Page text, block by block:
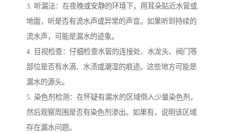
3. 听漏法：在夜晚或安静的环境下，用耳朵贴近水管或
地面，听是否有流水声或异常的声音。如果听到持续的
流水声，可能是漏水的迹象。
4. 目视检查：仔细检查水管的连接处、水龙头、阀门等
部位是否有水滴、水渍或潮湿的痕迹。这些地方可能是
漏水的源头。
5. 染色剂检测：在怀疑有漏水的区域倒入少量染色剂，
然后观察周围是否有染色剂渗出。如果有，说明该区域
存在漏水问题。